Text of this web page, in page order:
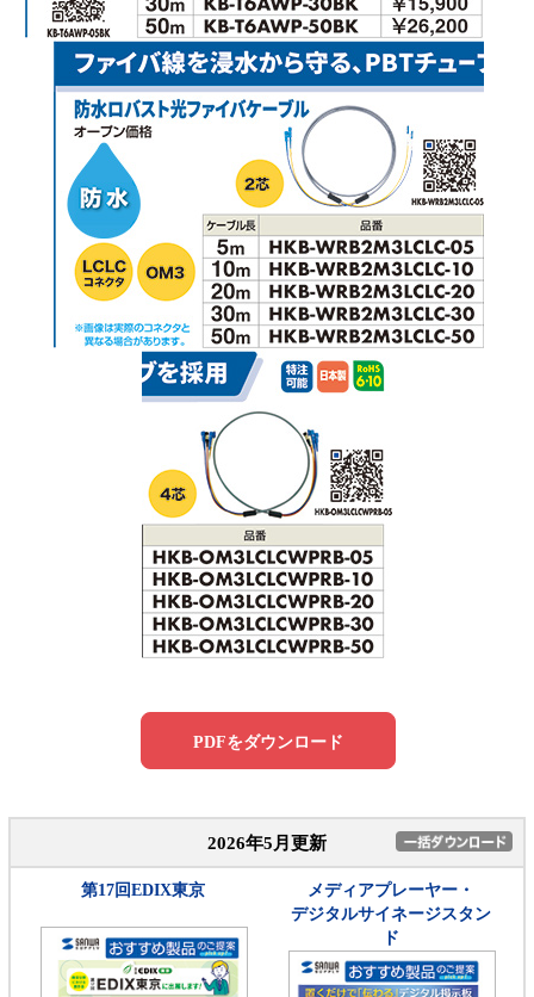
PDFをダウンロード
2026年5月更新
第17回EDIX東京
メディアプレーヤー・
デジタルサイネージスタン
ド